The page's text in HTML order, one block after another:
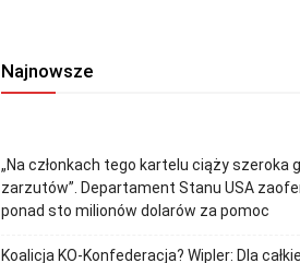
Najnowsze
„Na członkach tego kartelu ciąży szeroka
zarzutów”. Departament Stanu USA
ponad sto milionów dolarów za pomoc
Koalicja KO-Konfederacja? Wipler: Dla